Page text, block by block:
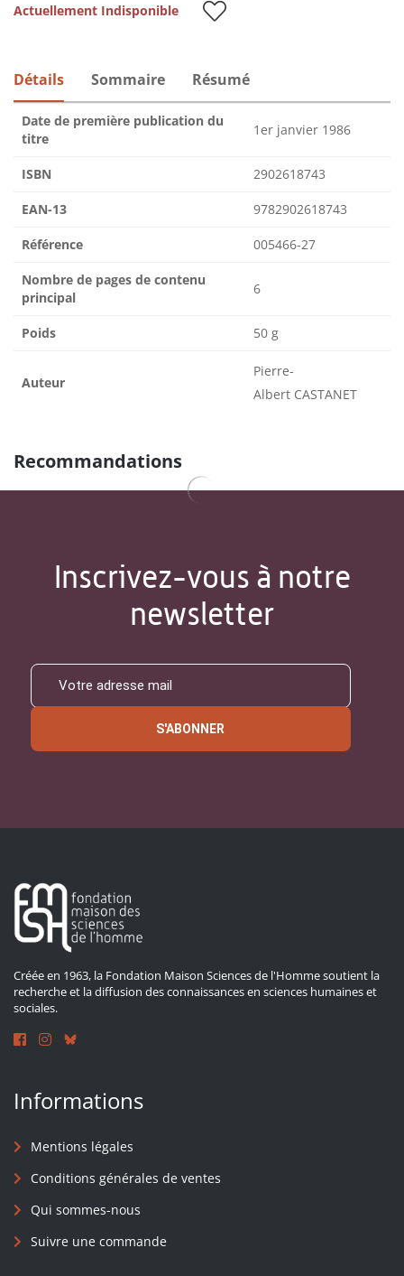
Actuellement Indisponible
Détails Sommaire Résumé
Date de première publication du
titre
1er janvier 1986
ISBN 2902618743
EAN-13 9782902618743
Référence 005466-27
Nombre de pages de contenu
principal
6
Poids 50 g
Auteur
Pierre-
Albert CASTANET
Recommandations
Inscrivez-vous à notre
newsletter
S'ABONNER
Créée en 1963, la Fondation Maison Sciences de l'Homme soutient la
recherche et la diffusion des connaissances en sciences humaines et
sociales.
Informations
Mentions légales
Conditions générales de ventes
Qui sommes-nous
Suivre une commande